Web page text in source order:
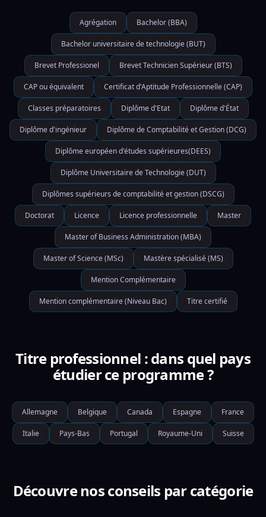
Agrégation Bachelor (BBA)
Bachelor universitaire de technologie (BUT)
Brevet Professionel Brevet Technicien Supérieur (BTS)
CAP ou équivalent Certificat d'Aptitude Professionnelle (CAP)
Classes préparatoires Diplôme d'Etat Diplôme d'État
Diplôme d'ingénieur Diplôme de Comptabilité et Gestion (DCG)
Diplôme européen d'études supérieures(DEES)
Diplôme Universitaire de Technologie (DUT)
Diplômes supérieurs de comptabilité et gestion (DSCG)
Doctorat Licence Licence professionnelle Master
Master of Business Administration (MBA)
Master of Science (MSc) Mastère spécialisé (MS)
Mention Complémentaire
Mention complémentaire (Niveau Bac) Titre certifié
Titre professionnel : dans quel pays
étudier ce programme ?
Allemagne Belgique Canada Espagne France
Italie Pays-Bas Portugal Royaume-Uni Suisse
Découvre nos conseils par catégorie